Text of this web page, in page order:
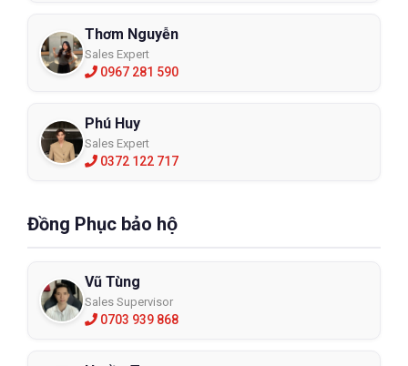
Thơm Nguyễn
Sales Expert
0967 281 590
Phú Huy
Sales Expert
0372 122 717
Đồng Phục bảo hộ
Vũ Tùng
Sales Supervisor
0703 939 868